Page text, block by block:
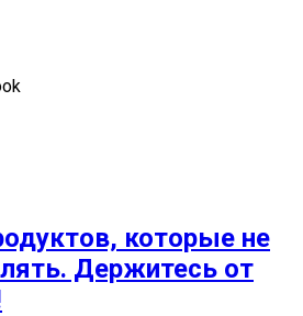
которые не
Держитесь от